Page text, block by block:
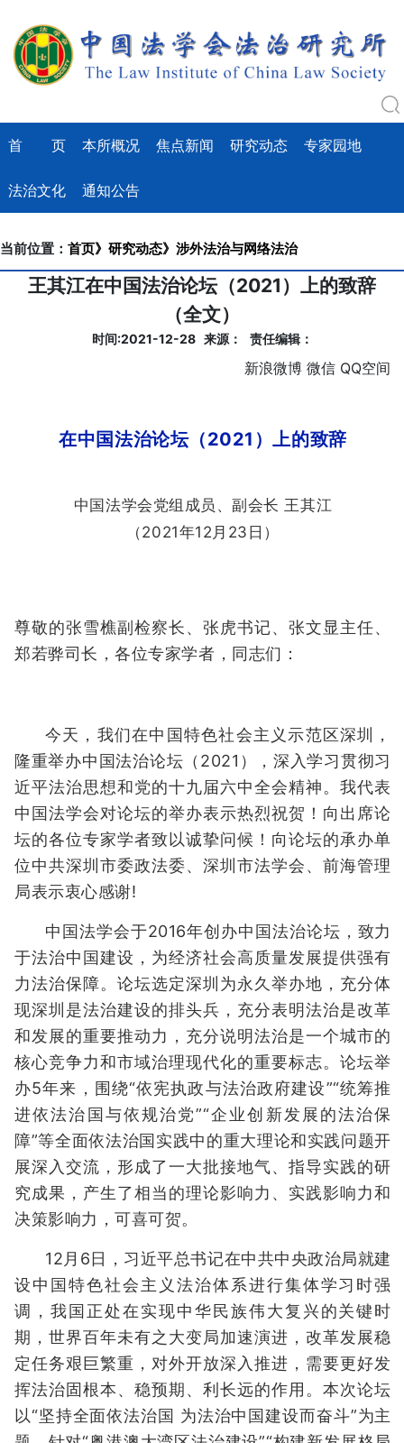
首 页 本所概况 焦点新闻 研究动态 专家园地
法治文化 通知公告
当前位置： 首页》 研究动态》 涉外法治与网络法治
王其江在中国法治论坛（2021）上的致辞
（全文）
时间:2021-12-28 来源： 责任编辑：
新浪微博 微信 QQ空间
在中国法治论坛（2021）上的致辞
中国法学会党组成员、副会长 王其江
（2021年12月23日）
尊敬的张雪樵副检察长、张虎书记、张文显主任、
郑若骅司长，各位专家学者，同志们：
今天，我们在中国特色社会主义示范区深圳，
隆重举办中国法治论坛（2021），深入学习贯彻习
近平法治思想和党的十九届六中全会精神。我代表
中国法学会对论坛的举办表示热烈祝贺！向出席论
坛的各位专家学者致以诚挚问候！向论坛的承办单
位中共深圳市委政法委、深圳市法学会、前海管理
局表示衷心感谢!
中国法学会于2016年创办中国法治论坛，致力
于法治中国建设，为经济社会高质量发展提供强有
力法治保障。论坛选定深圳为永久举办地，充分体
现深圳是法治建设的排头兵，充分表明法治是改革
和发展的重要推动力，充分说明法治是一个城市的
核心竞争力和市域治理现代化的重要标志。论坛举
办5年来，围绕“依宪执政与法治政府建设”“统筹推
进依法治国与依规治党”“企业创新发展的法治保
障”等全面依法治国实践中的重大理论和实践问题开
展深入交流，形成了一大批接地气、指导实践的研
究成果，产生了相当的理论影响力、实践影响力和
决策影响力，可喜可贺。
12月6日，习近平总书记在中共中央政治局就建
设中国特色社会主义法治体系进行集体学习时强
调，我国正处在实现中华民族伟大复兴的关键时
期，世界百年未有之大变局加速演进，改革发展稳
定任务艰巨繁重，对外开放深入推进，需要更好发
挥法治固根本、稳预期、利长远的作用。本次论坛
以“坚持全面依法治国 为法治中国建设而奋斗”为主